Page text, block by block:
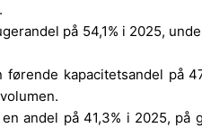
på 54,1% i 2025,
kapacitetsandel på
andel på 41,3% i 2025,